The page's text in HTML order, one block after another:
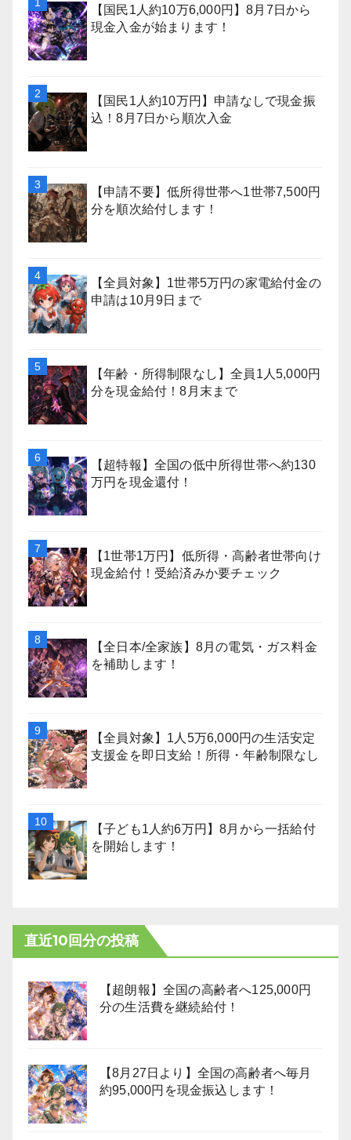
【国民1人約10万6,000円】8月7日から
現金入金が始まります！
【国民1人約10万円】申請なしで現金振
込！8月7日から順次入金
【申請不要】低所得世帯へ1世帯7,500円
分を順次給付します！
【全員対象】1世帯5万円の家電給付金の
申請は10月9日まで
【年齢・所得制限なし】全員1人5,000円
分を現金給付！8月末まで
【超特報】全国の低中所得世帯へ約130
万円を現金還付！
【1世帯1万円】低所得・高齢者世帯向け
現金給付！受給済みか要チェック
【全日本/全家族】8月の電気・ガス料金
を補助します！
【全員対象】1人5万6,000円の生活安定
支援金を即日支給！所得・年齢制限なし
【子ども1人約6万円】8月から一括給付
を開始します！
直近10回分の投稿
【超朗報】全国の高齢者へ125,000円
分の生活費を継続給付！
【8月27日より】全国の高齢者へ毎月
約95,000円を現金振込します！